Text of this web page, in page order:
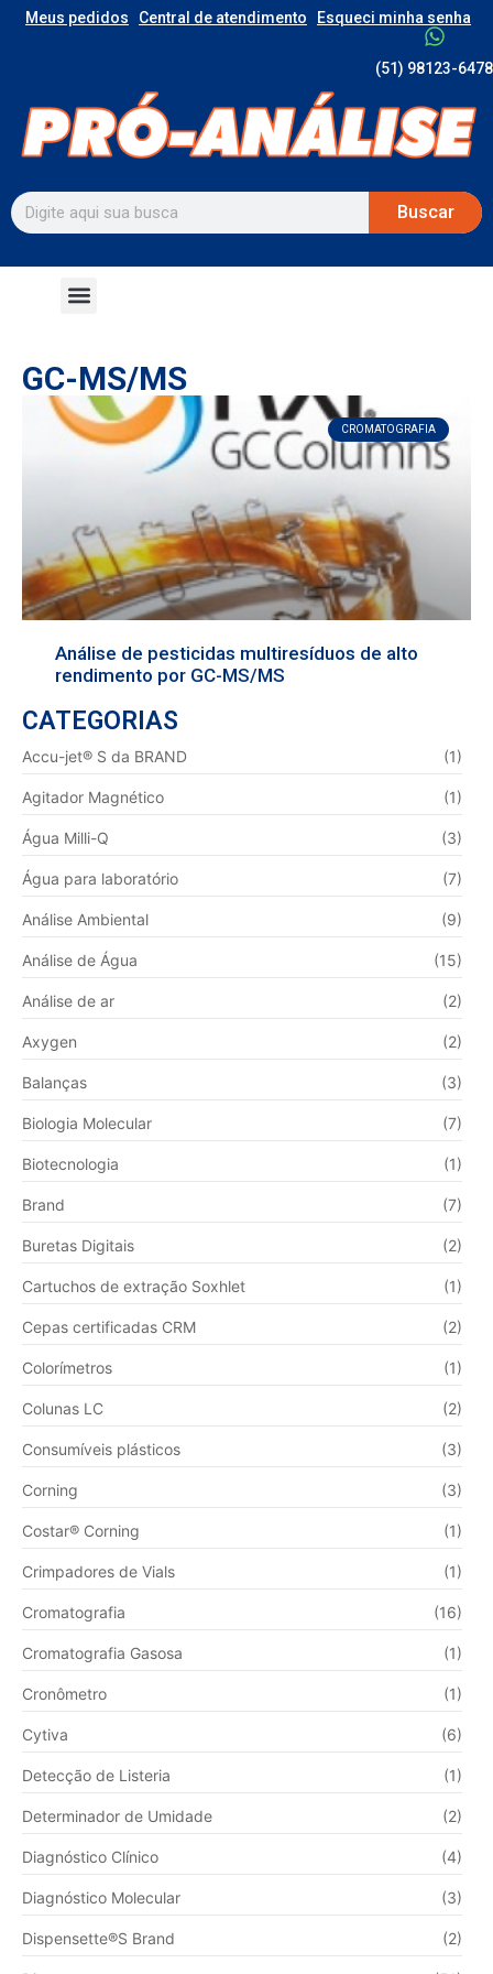
Meus pedidos Central de atendimento Esqueci minha senha
(51) 98123-6478
Buscar
GC-MS/MS
CROMATOGRAFIA
Análise de pesticidas multiresíduos de alto
rendimento por GC-MS/MS
CATEGORIAS
Accu-jet® S da BRAND (1)
Agitador Magnético (1)
Água Milli-Q (3)
Água para laboratório (7)
Análise Ambiental (9)
Análise de Água (15)
Análise de ar (2)
Axygen (2)
Balanças (3)
Biologia Molecular (7)
Biotecnologia (1)
Brand (7)
Buretas Digitais (2)
Cartuchos de extração Soxhlet (1)
Cepas certificadas CRM (2)
Colorímetros (1)
Colunas LC (2)
Consumíveis plásticos (3)
Corning (3)
Costar® Corning (1)
Crimpadores de Vials (1)
Cromatografia (16)
Cromatografia Gasosa (1)
Cronômetro (1)
Cytiva (6)
Detecção de Listeria (1)
Determinador de Umidade (2)
Diagnóstico Clínico (4)
Diagnóstico Molecular (3)
Dispensette®S Brand (2)